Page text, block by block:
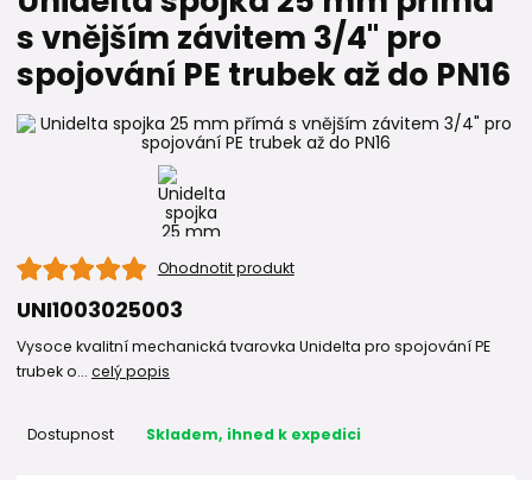
s vnějším závitem 3/4" pro
spojování PE trubek až do PN16
Ohodnotit produkt
UNI1003025003
Vysoce kvalitní mechanická tvarovka Unidelta pro spojování PE
trubek o... celý popis
Dostupnost Skladem, ihned k expedici